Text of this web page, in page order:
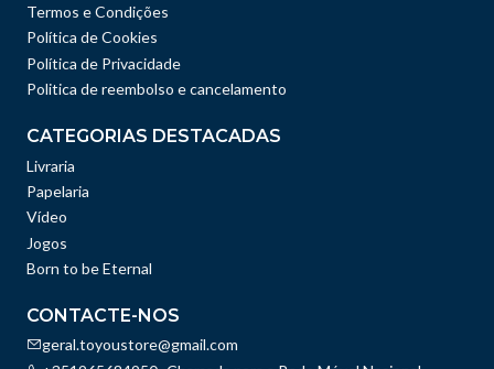
Termos e Condições
Política de Cookies
Política de Privacidade
Politica de reembolso e cancelamento
CATEGORIAS DESTACADAS
Livraria
Papelaria
Vídeo
Jogos
Born to be Eternal
CONTACTE-NOS
geral.toyoustore@gmail.com